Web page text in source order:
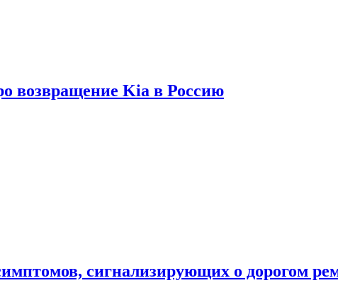
возвращение Kia в Россию
сигнализирующих о дорогом